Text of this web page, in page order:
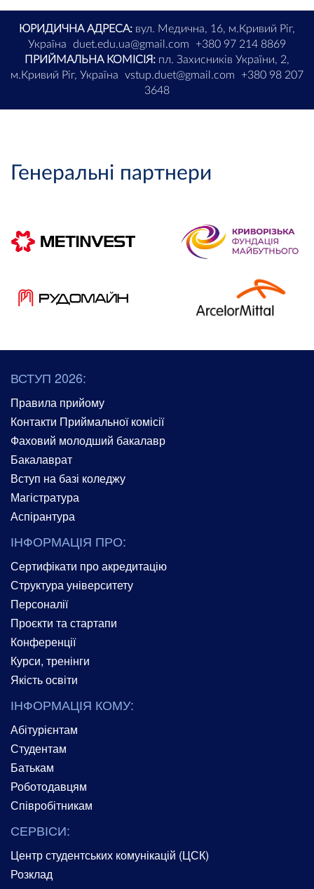
ЮРИДИЧНА АДРЕСА: вул. Медична, 16, м.Кривий Ріг,
Україна
duet.edu.ua@gmail.com
+380 97 214 8869
ПРИЙМАЛЬНА КОМІСІЯ: пл. Захисників України, 2,
м.Кривий Ріг, Україна
vstup.duet@gmail.com
+380 98 207
3648
Генеральні партнери
ВСТУП 2026:
Правила прийому
Контакти Приймальної комісії
Фаховий молодший бакалавр
Бакалаврат
Вступ на базі коледжу
Магістратура
Аспірантура
ІНФОРМАЦІЯ ПРО:
Сертифікати про акредитацію
Структура університету
Персоналії
Проєкти та стартапи
Конференції
Курси, тренінги
Якість освіти
ІНФОРМАЦІЯ КОМУ:
Абітурієнтам
Студентам
Батькам
Роботодавцям
Співробітникам
СЕРВІСИ:
Центр студентських комунікацій (ЦСК)
Розклад